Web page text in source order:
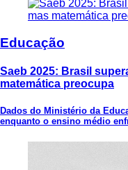
Educação
Saeb 2025: Brasil
matemática preocupa
Dados do Ministério da
enquanto o ensino médio